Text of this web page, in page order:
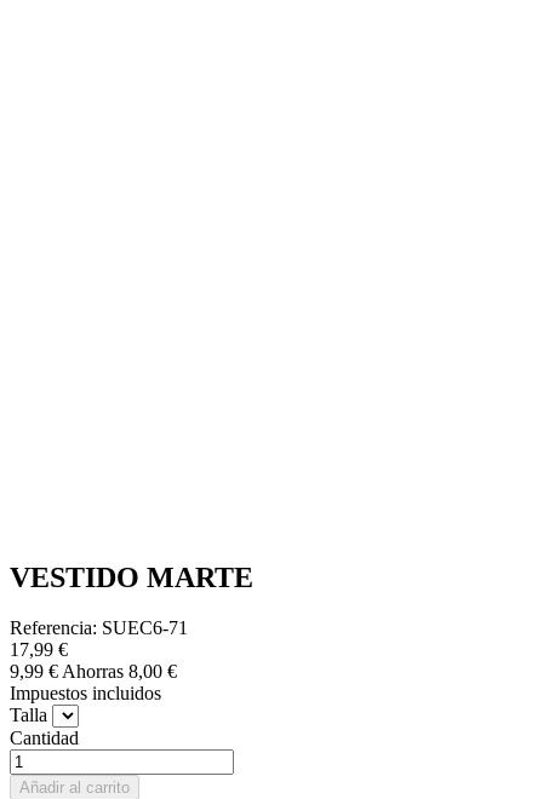
VESTIDO MARTE
Referencia: SUEC6-71
17,99 €
9,99 €Ahorras 8,00 €
Impuestos incluidos
Talla
Cantidad
Añadir al carrito